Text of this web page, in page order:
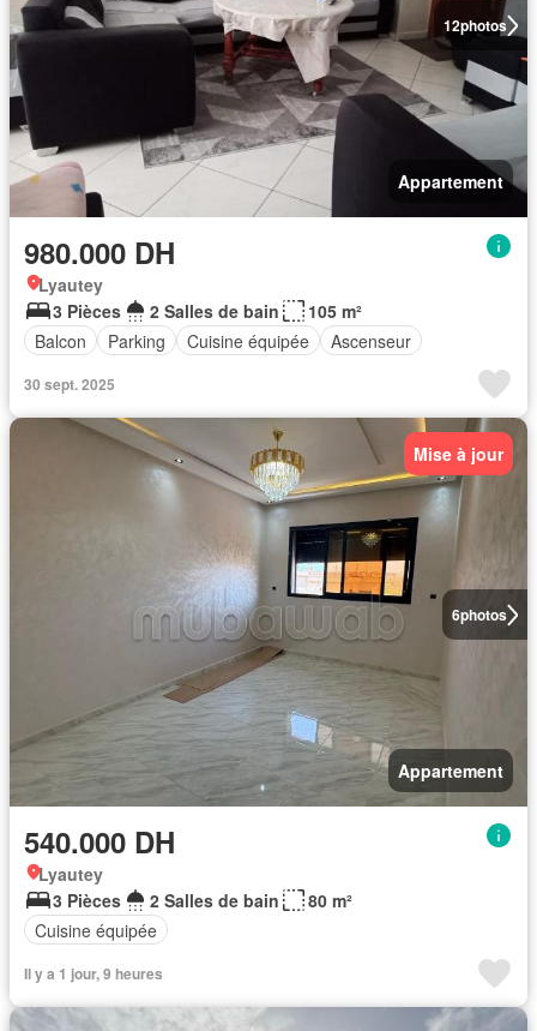
12photos
Appartement
980.000 DH
Lyautey
3 Pièces
2 Salles de bain
105 m²
Balcon
Parking Cuisine équipée Ascenseur
30 sept. 2025
6photos
Mise à jour
Appartement
540.000 DH
Lyautey
3 Pièces
2 Salles de bain
80 m²
Cuisine équipée
Il y a 1 jour, 9 heures